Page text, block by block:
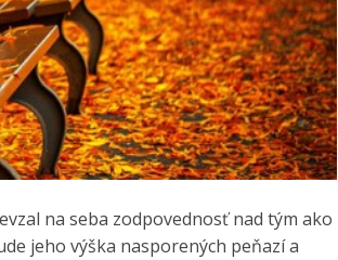
na seba zodpovednosť nad tým ako
jeho výška nasporených peňazí a